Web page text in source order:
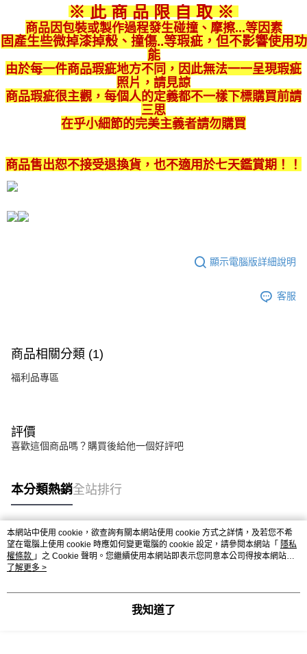
【大哥付你分期使用說明】
1.本服務由台灣大哥大提供，台灣大哥大用戶可立即使用無須另外申請。
2.付款方式選擇「大哥付你分期」，訂單成立後會自動跳轉到大哥付的交易
流程，驗證手機門號後，選擇欲分期的期數、繳款截止日，確認付款後即完
3.實際核准額度、可分期數及費用金額請依後續交易確認頁面所載為準。
4.訂單成立30分鐘內，如未前往確認交易或遇審核未通過，訂單將自動取
消。如遇「轉專審核」未通過狀況，表示未達大哥付你分期系統評分，恕無
法說明評估內容。
【繳款方式說明】
1.分期款項不併入電信帳單，「大哥付你分期」於每月結算日後寄送繳費提
帳／街口支付／iPASS MONEY」等通路繳費。
【注意事項】
用戶於交易時，得透過本服務購買商品或服務，並由商店將買賣／分期付款
由本公司與您本人進行分期帳單所需資料之確認、核對及更正。
運送方式
限到廠自取
每筆NT$980,000
※ 此 商 品 限 自 取※
商品因包裝或製作過程發生碰撞、摩擦...等因素
固產生些微掉漆掉殼、撞傷..等瑕疵， 但不影響使用功
能
由於每一件商品瑕疵地方不同，因此無法一一呈現瑕疵
照片，請見諒
商品瑕疵很主觀，每個人的定義都不一樣下標購買前請
三思
在乎小細節的完美主義者請勿購買
商品售出恕不接受退換貨，也不適用於七天鑑賞期！！
顯示電腦版詳細說明
客服
商品相關分類 (1)
福利品專區
評價
喜歡這個商品嗎？購買後給他一個好評吧
本分類熱銷全站排行
熱門標籤
本網站中使用 cookie，欲查詢有關本網站使用 cookie 方式之詳情，及若您不希
望在電腦上使用 cookie 時應如何變更電腦的 cookie 設定，請參閱本網站「 隱私
權條款 」之 Cookie 聲明。您繼續使用本網站即表示您同意本公司得按本網站使
用條款之 Cookie 聲明使用 cookie。
了解更多 >
我知道了